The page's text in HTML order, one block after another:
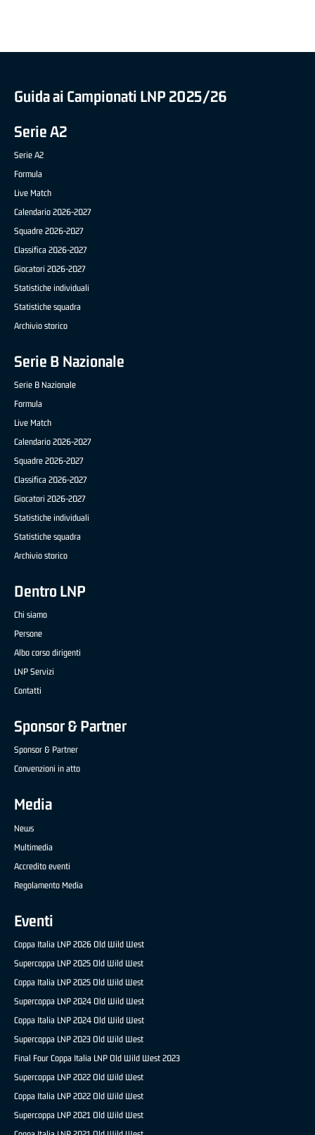
Guida ai Campionati LNP 2025/26
Serie A2
Serie A2
Formula
Live Match
Calendario 2026-2027
Squadre 2026-2027
Classifica 2026-2027
Giocatori 2026-2027
Statistiche individuali
Statistiche squadra
Archivio storico
Serie B Nazionale
Serie B Nazionale
Formula
Live Match
Calendario 2026-2027
Squadre 2026-2027
Classifica 2026-2027
Giocatori 2026-2027
Statistiche individuali
Statistiche squadra
Archivio storico
Dentro LNP
Chi siamo
Persone
Albo corso dirigenti
LNP Servizi
Contatti
Sponsor & Partner
Sponsor & Partner
Convenzioni in atto
Media
News
Multimedia
Accredito eventi
Regolamento Media
Eventi
Coppa Italia LNP 2026 Old Wild West
Supercoppa LNP 2025 Old Wild West
Coppa Italia LNP 2025 Old Wild West
Supercoppa LNP 2024 Old Wild West
Coppa Italia LNP 2024 Old Wild West
Supercoppa LNP 2023 Old Wild West
Final Four Coppa Italia LNP Old Wild West 2023
Supercoppa LNP 2022 Old Wild West
Coppa Italia LNP 2022 Old Wild West
Supercoppa LNP 2021 Old Wild West